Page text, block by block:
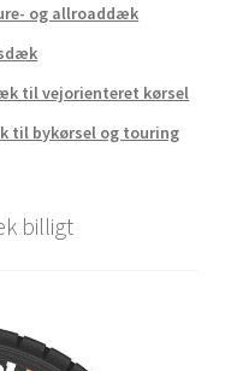
og allroaddæk
til vejorienteret kørsel
til bykørsel og touring
billigt